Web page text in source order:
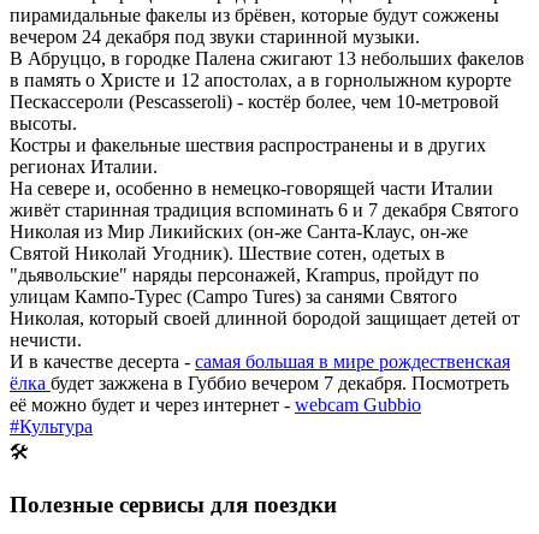
пирамидальные факелы из брёвен, которые будут сожжены
вечером 24 декабря под звуки старинной музыки.
В Абруццо, в городке Палена сжигают 13 небольших факелов
в память о Христе и 12 апостолах, а в горнолыжном курорте
Пескассероли (Pescasseroli) - костёр более, чем 10-метровой
высоты.
Костры и факельные шествия распространены и в других
регионах Италии.
На севере и, особенно в немецко-говорящей части Италии
живёт старинная традиция вспоминать 6 и 7 декабря Святого
Николая из Мир Ликийских (он-же Санта-Клаус, он-же
Святой Николай Угодник). Шествие сотен, одетых в
"дьявольские" наряды персонажей, Krampus, пройдут по
улицам Кампо-Турес (Campo Tures) за санями Святого
Николая, который своей длинной бородой защищает детей от
нечисти.
И в качестве десерта - самая большая в мире рождественская
ёлка будет зажжена в Губбио вечером 7 декабря. Посмотреть
её можно будет и через интернет - webcam Gubbio
#Культура
🛠
Полезные сервисы для поездки